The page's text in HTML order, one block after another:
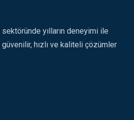
sektöründe yılların deneyimi ile
hızlı ve kaliteli çözümler